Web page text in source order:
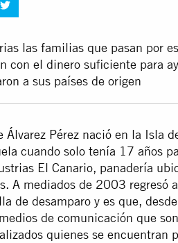
las familias que pasan por
con el dinero suficiente para
a sus países de origen
Álvarez Pérez nació en la Isla
cuando solo tenía 17 años
El Canario, panadería
A mediados de 2003 regresó
de desamparo y es que,
de comunicación que
quienes se encuentran